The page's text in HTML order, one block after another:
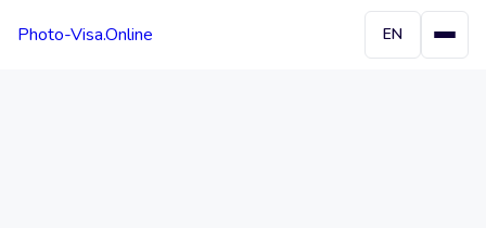
Photo-Visa.Online EN